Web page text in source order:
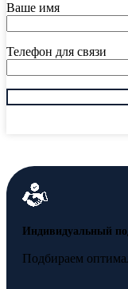
Ваше имя
Телефон для связи
Индивидуальный
Подбираем